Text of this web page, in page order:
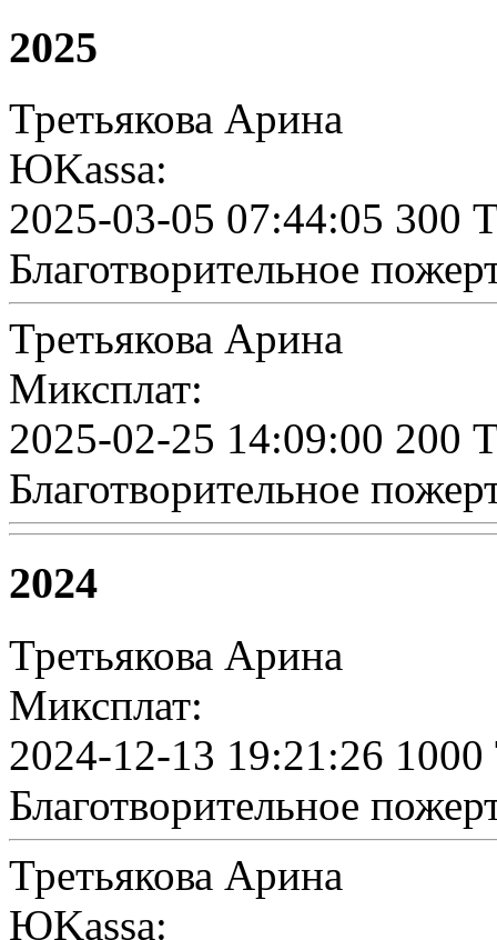
2025
Третьякова Арина
ЮKassa:
2025-03-05 07:44:05 300
Благотворительное
Третьякова Арина
Миксплат:
2025-02-25 14:09:00 200
Благотворительное
2024
Третьякова Арина
Миксплат:
2024-12-13 19:21:26 1000
Благотворительное
Третьякова Арина
ЮKassa: